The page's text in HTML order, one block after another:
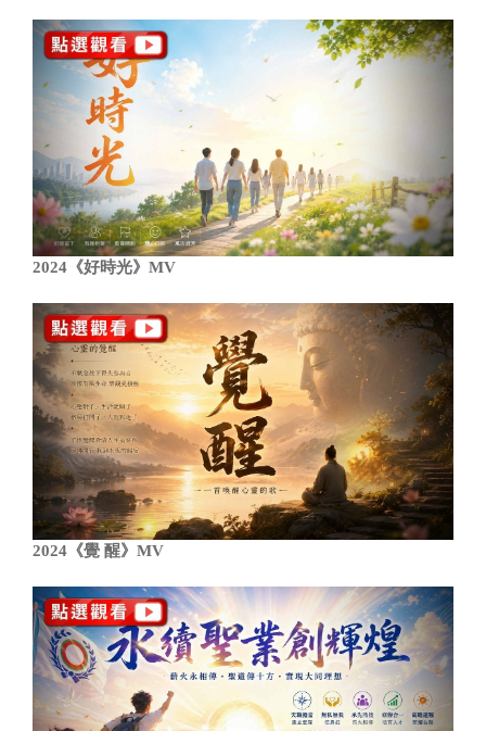
2024《好時光》MV
2024《覺 醒》MV